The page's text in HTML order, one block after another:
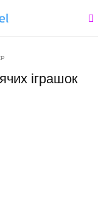
іграшок